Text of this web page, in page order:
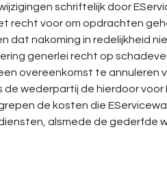
schriftelijk door
recht voor om opdrachten
dat nakoming in redelijkheid
generlei recht op
overeenkomst te annuleren
wederpartij de hierdoor
de kosten die
alsmede de gederfde